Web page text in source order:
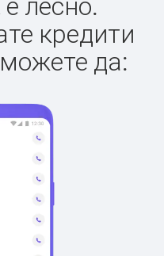
кредити
да: